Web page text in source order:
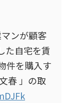
ンが顧客
た自宅を賃
件を購入す
春 」の取